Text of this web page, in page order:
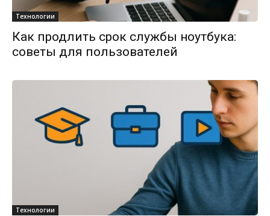
Технологии
Как продлить срок службы ноутбука:
советы для пользователей
Технологии